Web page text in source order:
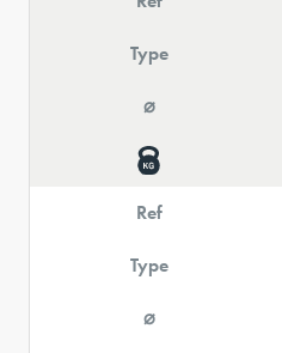
Type
⌀
Ref
Type
⌀